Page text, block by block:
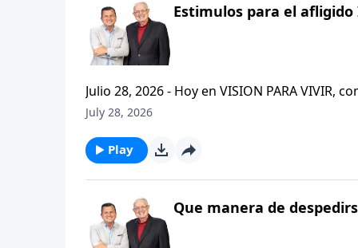
Estimulos para el afligido
Julio 28, 2026 - Hoy en VISION PARA
CRISTIANISMO FIRME: UN ESTUDIO DE 2
el pastor Carlos A. Zazueta titulo: "ESTIMULOS
July 28, 2026
Play
Que manera de